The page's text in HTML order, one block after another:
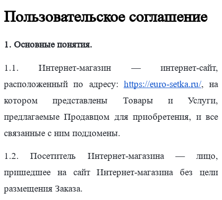
Пользовательское соглашение
1. Основные понятия.
1.1. Интернет-магазин — интернет-сайт,
расположенный по адресу: https://euro-setka.ru/, на
котором представлены Товары и Услуги,
предлагаемые Продавцом для приобретения, и все
связанные с ним поддомены.
1.2. Посетитель Интернет-магазина — лицо,
пришедшее на сайт Интернет-магазина без цели
размещения Заказа.